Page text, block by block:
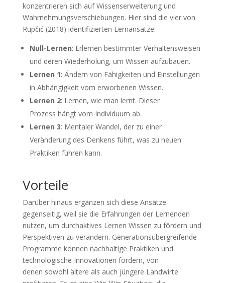
konzentrieren sich auf Wissenserweiterung und
Wahrnehmungsverschiebungen. Hier sind die vier von
Rupĉić (2018) identifizierten Lernansätze:
Null-Lernen: Erlernen bestimmter Verhaltensweisen
und deren Wiederholung, um Wissen aufzubauen.
Lernen 1: Ändern von Fähigkeiten und Einstellungen
in Abhängigkeit vom erworbenen Wissen.
Lernen 2: Lernen, wie man lernt. Dieser
Prozess hängt vom Individuum ab.
Lernen 3: Mentaler Wandel, der zu einer
Veränderung des Denkens führt, was zu neuen
Praktiken führen kann.
Vorteile
Darüber hinaus ergänzen sich diese Ansätze
gegenseitig, weil sie die Erfahrungen der Lernenden
nutzen, um durchaktives Lernen Wissen zu fördern und
Perspektiven zu verändern. Generationsübergreifende
Programme können nachhaltige Praktiken und
technologische Innovationen fördern, von
denen sowohl ältere als auch jüngere Landwirte